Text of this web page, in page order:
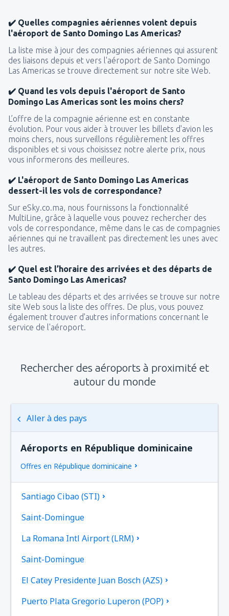
✔️ Quelles compagnies aériennes volent depuis
l'aéroport de Santo Domingo Las Americas?
La liste mise à jour des compagnies aériennes qui assurent
des liaisons depuis et vers l'aéroport de Santo Domingo
Las Americas se trouve directement sur notre site Web.
✔️ Quand les vols depuis l'aéroport de Santo
Domingo Las Americas sont les moins chers?
L’offre de la compagnie aérienne est en constante
évolution. Pour vous aider à trouver les billets d'avion les
moins chers, nous surveillons régulièrement les offres
disponibles et si vous choisissez notre alerte prix, nous
vous informerons des meilleures.
✔️ L'aéroport de Santo Domingo Las Americas
dessert-il les vols de correspondance?
Sur eSky.co.ma, nous fournissons la fonctionnalité
MultiLine, grâce à laquelle vous pouvez rechercher des
vols de correspondance, même dans le cas de compagnies
aériennes qui ne travaillent pas directement les unes avec
les autres.
✔️ Quel est l’horaire des arrivées et des départs de
Santo Domingo Las Americas?
Le tableau des départs et des arrivées se trouve sur notre
site Web sous la liste des offres. De plus, vous pouvez
également trouver d'autres informations concernant le
service de l'aéroport.
Rechercher des aéroports à proximité et
autour du monde
Aller à des pays
Aéroports en République dominicaine
Offres en République dominicaine
Santiago Cibao (STI)
Saint-Domingue
La Romana Intl Airport (LRM)
Saint-Domingue
El Catey Presidente Juan Bosch (AZS)
Puerto Plata Gregorio Luperon (POP)